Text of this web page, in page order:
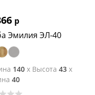
р
Эмилия ЭЛ-40
140x Высота 43x
40